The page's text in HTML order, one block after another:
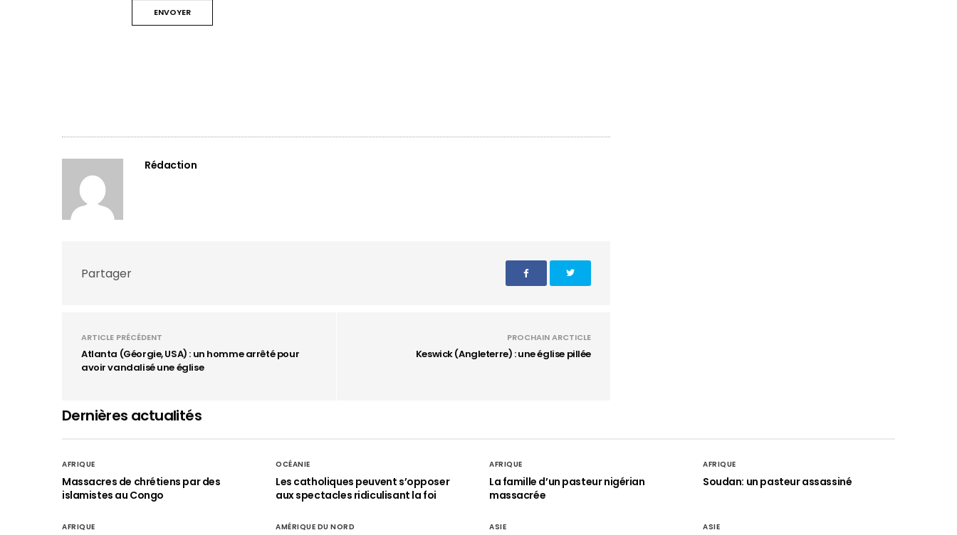
Rédaction
Partager
ARTICLE PRÉCÉDENT
Atlanta (Géorgie, USA) : un homme arrêté pour
avoir vandalisé une église
PROCHAIN ARCTICLE
Keswick (Angleterre) : une église pillée
Dernières actualités
AFRIQUE
Massacres de chrétiens par des
islamistes au Congo
OCÉANIE
Les catholiques peuvent s’opposer
aux spectacles ridiculisant la foi
AFRIQUE
La famille d’un pasteur nigérian
massacrée
AFRIQUE
Soudan: un pasteur assassiné
AFRIQUE AMÉRIQUE DU NORD ASIE ASIE